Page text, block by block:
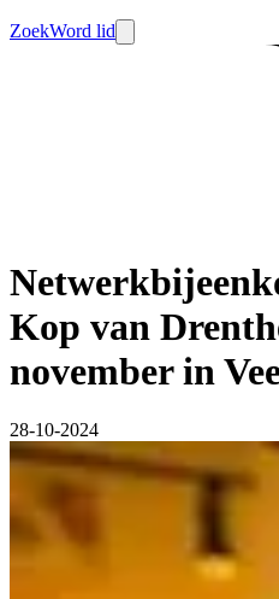
ZoekWord lid
Kop van
november in
28-10-2024